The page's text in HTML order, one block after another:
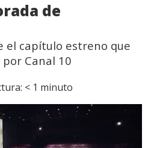
de
el capítulo estreno que
Canal 10
< 1 minuto